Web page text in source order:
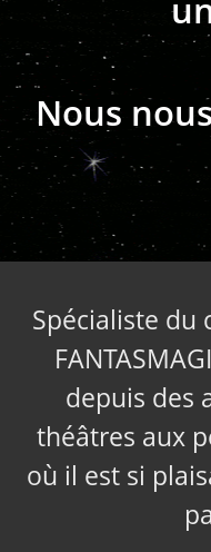
Nous
Spécialiste du
depuis des
théâtres aux
où il est si